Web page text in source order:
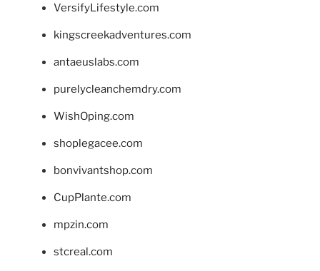
VersifyLifestyle.com
kingscreekadventures.com
antaeuslabs.com
purelycleanchemdry.com
WishOping.com
shoplegacee.com
bonvivantshop.com
CupPlante.com
mpzin.com
stcreal.com